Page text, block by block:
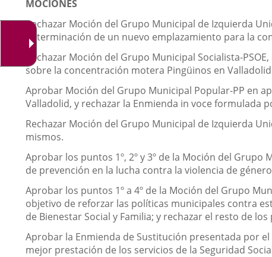
MOCIONES
Rechazar Moción del Grupo Municipal de Izquierda
determinación de un nuevo emplazamiento para la
Rechazar Moción del Grupo Municipal Socialista-
sobre la concentración motera Pingüinos en
Aprobar Moción del Grupo Municipal Popular-PP en
Valladolid, y rechazar la Enmienda in voce formulada
Rechazar Moción del Grupo Municipal de Izquierda
mismos.
Aprobar los puntos 1º, 2º y 3º de la Moción del
de prevención en la lucha contra la violencia de
Aprobar los puntos 1º a 4º de la Moción del Grupo
objetivo de reforzar las políticas municipales contra
de Bienestar Social y Familia; y rechazar el resto de los
Aprobar la Enmienda de Sustitución presentada por
mejor prestación de los servicios de la Seguridad